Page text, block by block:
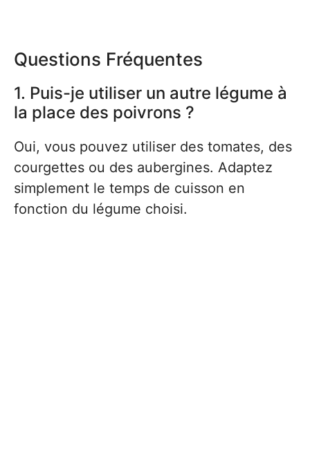
Questions Fréquentes
1. Puis-je utiliser un autre légume à
la place des poivrons ?
Oui, vous pouvez utiliser des tomates, des
courgettes ou des aubergines. Adaptez
simplement le temps de cuisson en
fonction du légume choisi.